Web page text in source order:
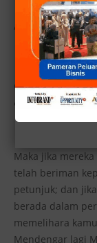
Allah berfirman
فَإِنَّمَا هُمْ فِي شِقَاقٍ
وَهُوَ السَّمِيعُ الْعَلِيمُ
Maka jika
telah beriman
petunjuk; dan
berada dalam
memelihara
Mendengar lagi